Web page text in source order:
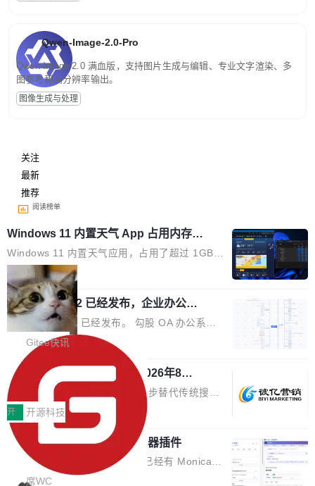
Qwen-Image-2.0-Pro
Qwen-Image-2.0 满血版，支持图片生成与编辑、专业文字渲染、多
图参考和高分辨率输出。
图像生成与处理
关注
最新
推荐
阅读榜单
Windows 11 内置天气 App 占用内存超
过 1GB
Windows 11 内置天气应用，占用了超过 1GB
内存。 Notebookcheck 的测试发现这个数字
时，反复确认了多次。不是 100MB，不是 500
MB，是 1 个 G。一个显示天气的应用。 Windo
ws 内置应用臃肿早就是老话题了，但一款天气
应用占用内存就超过 1G 还是过于离谱——问题
出在 WebView2。微软的天气 App 本质上是一
个嵌在 Edge WebView 里的网页。它不是一个
「应用」，它是一个运行在浏览器引擎里的网
页，外面套了一层 Windows 的壳。 WebView2
本身就是个内存大户。它加载了完整的 Edge 渲
染引擎，包括 JavaScript 引擎...
局
勾股 OA v6.0.2 已经发布，企业办公系
统勾股 OA v6.0.2 已经发布。 勾股 OA 办公系统
是一款简单实用的开源的企业办公系统。系统集
成了系统设置、附件管理、人事管理、行政管
理、消息管理、资产管理、企业公告、知识网
盘、审批流程设置、办公审批、工作计划、工作
汇报、工作日志、日常办公、财务管理、客户管
理、合同管理、项目管理、任务管理等功能模
块。系统简约，易于功能扩展，方便二次开发，
可以用来做日常 OA，CRM，ERP，业务管理等
系统。 勾股OA6.0.2版本主要是对勾股OA 6第
Gitee快讯
942亿赛道如何选对伙伴？2026年8月G
EO公司推荐
当DeepSeek、豆包等大模型逐步替代传统搜索
成为用户获取信息的主要入口,品牌竞争的逻辑变
了:不再是争抢关键词排名,而是想办法进入AI脱
口而出的那个答案。"GEO公司推荐"这个搜索词
背后,折射的是企业面对新兴服务赛道时的集体困
惑——该信谁、看什么、怎么选。 据易观分析
开 开源科技
为什么要开发又一个 AI 浏览器插件
说实话，每次有人问我"市面上已经有 Monica、
Sider、Copilot for Chrome 这些 AI 浏览器插件
席WC